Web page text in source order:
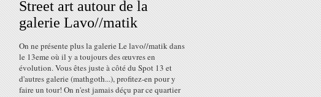
Street art autour de la
galerie Lavo//matik
On ne présente plus la galerie Le lavo//matik dans
le 13eme où il y a toujours des œuvres en
évolution. Vous êtes juste à côté du Spot 13 et
d'autres galerie (mathgoth...), profitez-en pour y
faire un tour! On n'est jamais déçu par ce quartier